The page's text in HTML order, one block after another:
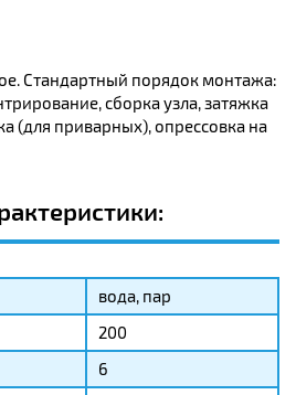
Стандартный порядок монтажа:
сборка узла, затяжка
(для приварных), опрессовка на
вода, пар
200
6